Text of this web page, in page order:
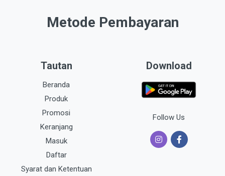
Metode Pembayaran
Tautan
Beranda
Produk
Promosi
Keranjang
Masuk
Daftar
Syarat dan Ketentuan
Download
Follow Us